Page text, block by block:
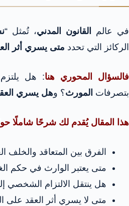
في عالم القانون المدني، تُمثل “
الركائز التي تحدد متى يسري أثر
فالسؤال المحوري هنا: هل يلتزم
بتصرفات المورث؟ وهل يسري
هذا المقال يُقدم لك شرحًا شاملًا
الفرق بين المتعاقد والخلف
متى يعتبر الوارث في حكم
هل ينتقل الالتزام الشخصي
متى لا يسري أثر العقد على